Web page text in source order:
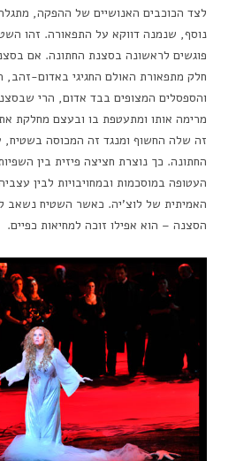
לצד הכוכבים האנושיים של ההפקה,
נוסף, שנמנה דווקא על התפאורה. זהו
פוגשים לראשונה בסצנת החתונה. אם
חלק מתפאורת האולם החגיגי באדום-
והספסלים המצופים בבד אדום, הרי
מרימה אותו ומתעטפת בו ובעצם מחלקת
זה שלה החשוף ומנגד זה המכוסה בשטיח,
החתונה. כך נוצרת חציצה פיזית בין
העטופה במוסכמות ובמחויבויות לבין
האמיתית של לוצ'יה. כאשר השטיח נשאב
הסצנה – הוא אפילו זוכה למחיאות כפיים.